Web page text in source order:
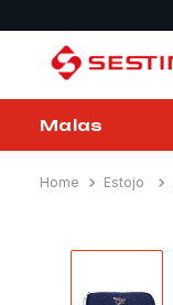
Malas
Estojo